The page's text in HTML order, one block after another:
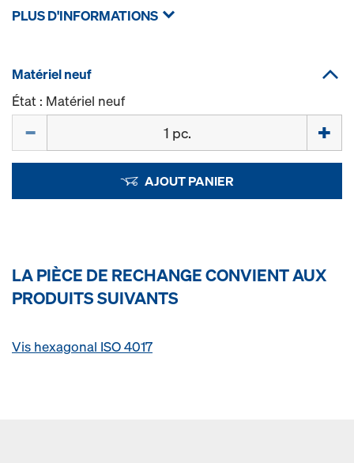
PLUS D'INFORMATIONS
Matériel neuf
État : Matériel neuf
AJOUT PANIER
LA PIÈCE DE RECHANGE CONVIENT AUX
PRODUITS SUIVANTS
Vis hexagonal ISO 4017